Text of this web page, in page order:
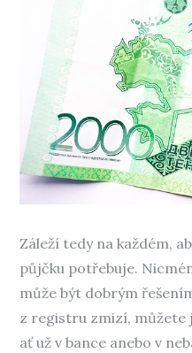
Záleží tedy na každém,
půjčku potřebuje.
může být dobrým
z registru zmizí, můžete
ať už v bance anebo v